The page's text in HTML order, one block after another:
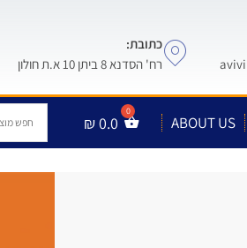
כתובת:
רח' הסדנא 8 ביתן 10 א.ת חולון
ABOUT US
₪0.0